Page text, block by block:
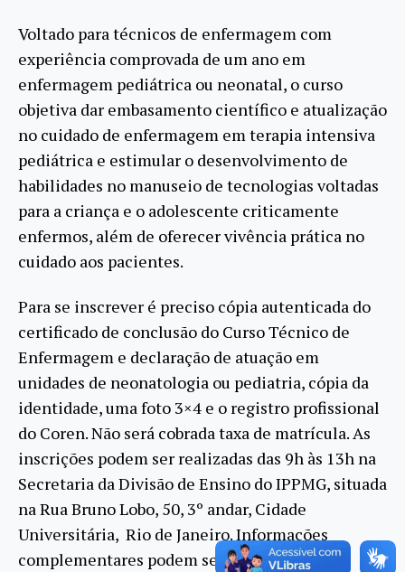
Voltado para técnicos de enfermagem com
experiência comprovada de um ano em
enfermagem pediátrica ou neonatal, o curso
objetiva dar embasamento científico e atualização
no cuidado de enfermagem em terapia intensiva
pediátrica e estimular o desenvolvimento de
habilidades no manuseio de tecnologias voltadas
para a criança e o adolescente criticamente
enfermos, além de oferecer vivência prática no
cuidado aos pacientes.
Para se inscrever é preciso cópia autenticada do
certificado de conclusão do Curso Técnico de
Enfermagem e declaração de atuação em
unidades de neonatologia ou pediatria, cópia da
identidade, uma foto 3×4 e o registro profissional
do Coren. Não será cobrada taxa de matrícula. As
inscrições podem ser realizadas das 9h às 13h na
Secretaria da Divisão de Ensino do IPPMG, situada
na Rua Bruno Lobo, 50, 3º andar, Cidade
Universitária, Rio de Janeiro. Informações
complementares podem ser obtidas pelos